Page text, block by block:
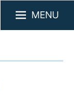
MENU